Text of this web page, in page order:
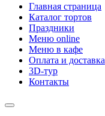
Главная страница
Каталог тортов
Праздники
Меню online
Меню в кафе
Оплата и доставка
3D-тур
Контакты